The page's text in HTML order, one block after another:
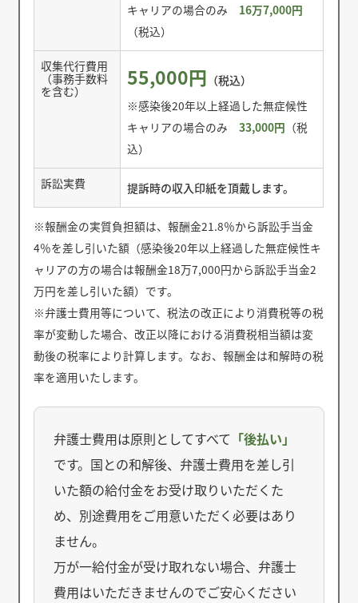
キャリアの場合のみ 16万7,000円
（税込）
収集代行費用
（事務手数料
を含む）
55,000円 （税込）
※感染後20年以上経過した無症候性
キャリアの場合のみ33,000円 （税
込）
訴訟実費 提訴時の収入印紙を頂戴します。
※報酬金の実質負担額は、報酬金21.8％から訴訟手当金
4％を差し引いた額（感染後20年以上経過した無症候性キ
ャリアの方の場合は報酬金18万7,000円から訴訟手当金2
万円を差し引いた額）です。
※弁護士費用等について、税法の改正により消費税等の税
率が変動した場合、改正以降における消費税相当額は変
動後の税率により計算します。なお、報酬金は和解時の税
率を適用いたします。
弁護士費用は原則としてすべて 「後払い」
です。国との和解後、弁護士費用を差し引
いた額の給付金をお受け取りいただくた
め、別途費用をご用意いただく必要はあり
ません。
万が一給付金が受け取れない場合、弁護士
費用はいただきませんのでご安心ください